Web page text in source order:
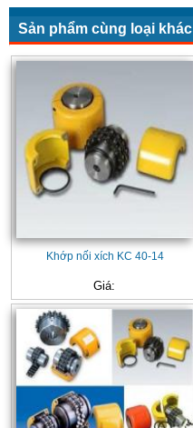
Sản phẩm cùng loại khác
Khớp nối xích KC 40-14
Giá: